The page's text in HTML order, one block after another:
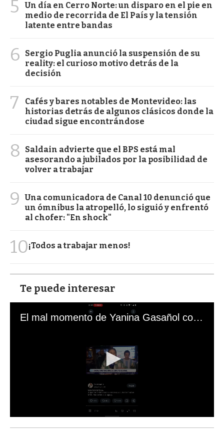
5
Un día en Cerro Norte: un disparo en el pie en
medio de recorrida de El País y la tensión
latente entre bandas
6
Sergio Puglia anunció la suspensión de su
reality: el curioso motivo detrás de la
decisión
7
Cafés y bares notables de Montevideo: las
historias detrás de algunos clásicos donde la
ciudad sigue encontrándose
8
Saldain advierte que el BPS está mal
asesorando a jubilados por la posibilidad de
volver a trabajar
9
Una comunicadora de Canal 10 denunció que
un ómnibus la atropelló, lo siguió y enfrentó
al chofer: "En shock"
10¡Todos a trabajar menos!
Te puede interesar
El mal momento de Yanina Gasañol con un hincha argentino en "Subrayado"
s